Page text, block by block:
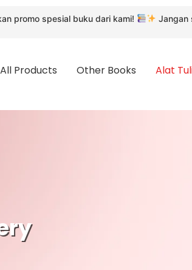
spesial buku dari kami! Jangan sampai
All Products Other Books Alat